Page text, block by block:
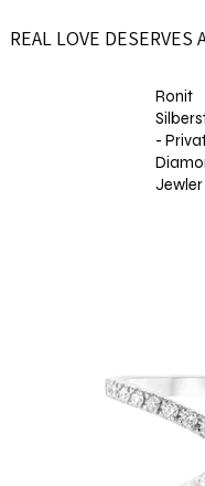
REAL LOVE DESERVES
Ronit
-
Jewler